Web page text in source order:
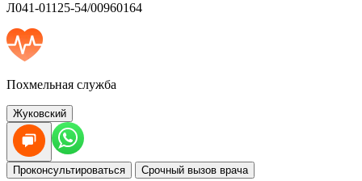
Л041-01125-54/00960164
Похмельная служба
Жуковский
Проконсультироваться Срочный вызов врача